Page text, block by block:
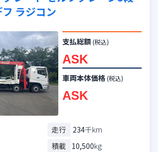
ラジコン
支払総額 (税込)
ASK
車両本体価格 (税込)
ASK
走行 234千km
積載 10,500kg